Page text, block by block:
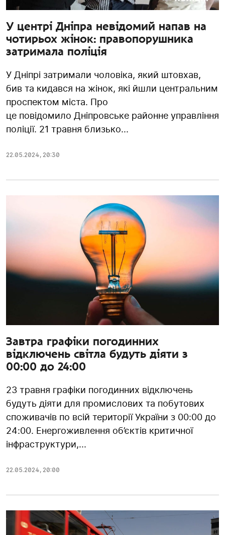
У центрі Дніпра невідомий напав на
чотирьох жінок: правопорушника
затримала поліція
У Дніпрі затримали чоловіка, який штовхав,
бив та кидався на жінок, які йшли центральним
проспектом міста. Про
це повідомило Дніпровське районне управління
поліції. 21 травня близько...
22.05.2024, 20:30
Завтра графіки погодинних
відключень світла будуть діяти з
00:00 до 24:00
23 травня графіки погодинних відключень
будуть діяти для промислових та побутових
споживачів по всій території України з 00:00 до
24:00. Енергоживлення об’єктів критичної
інфраструктури,...
22.05.2024, 20:00